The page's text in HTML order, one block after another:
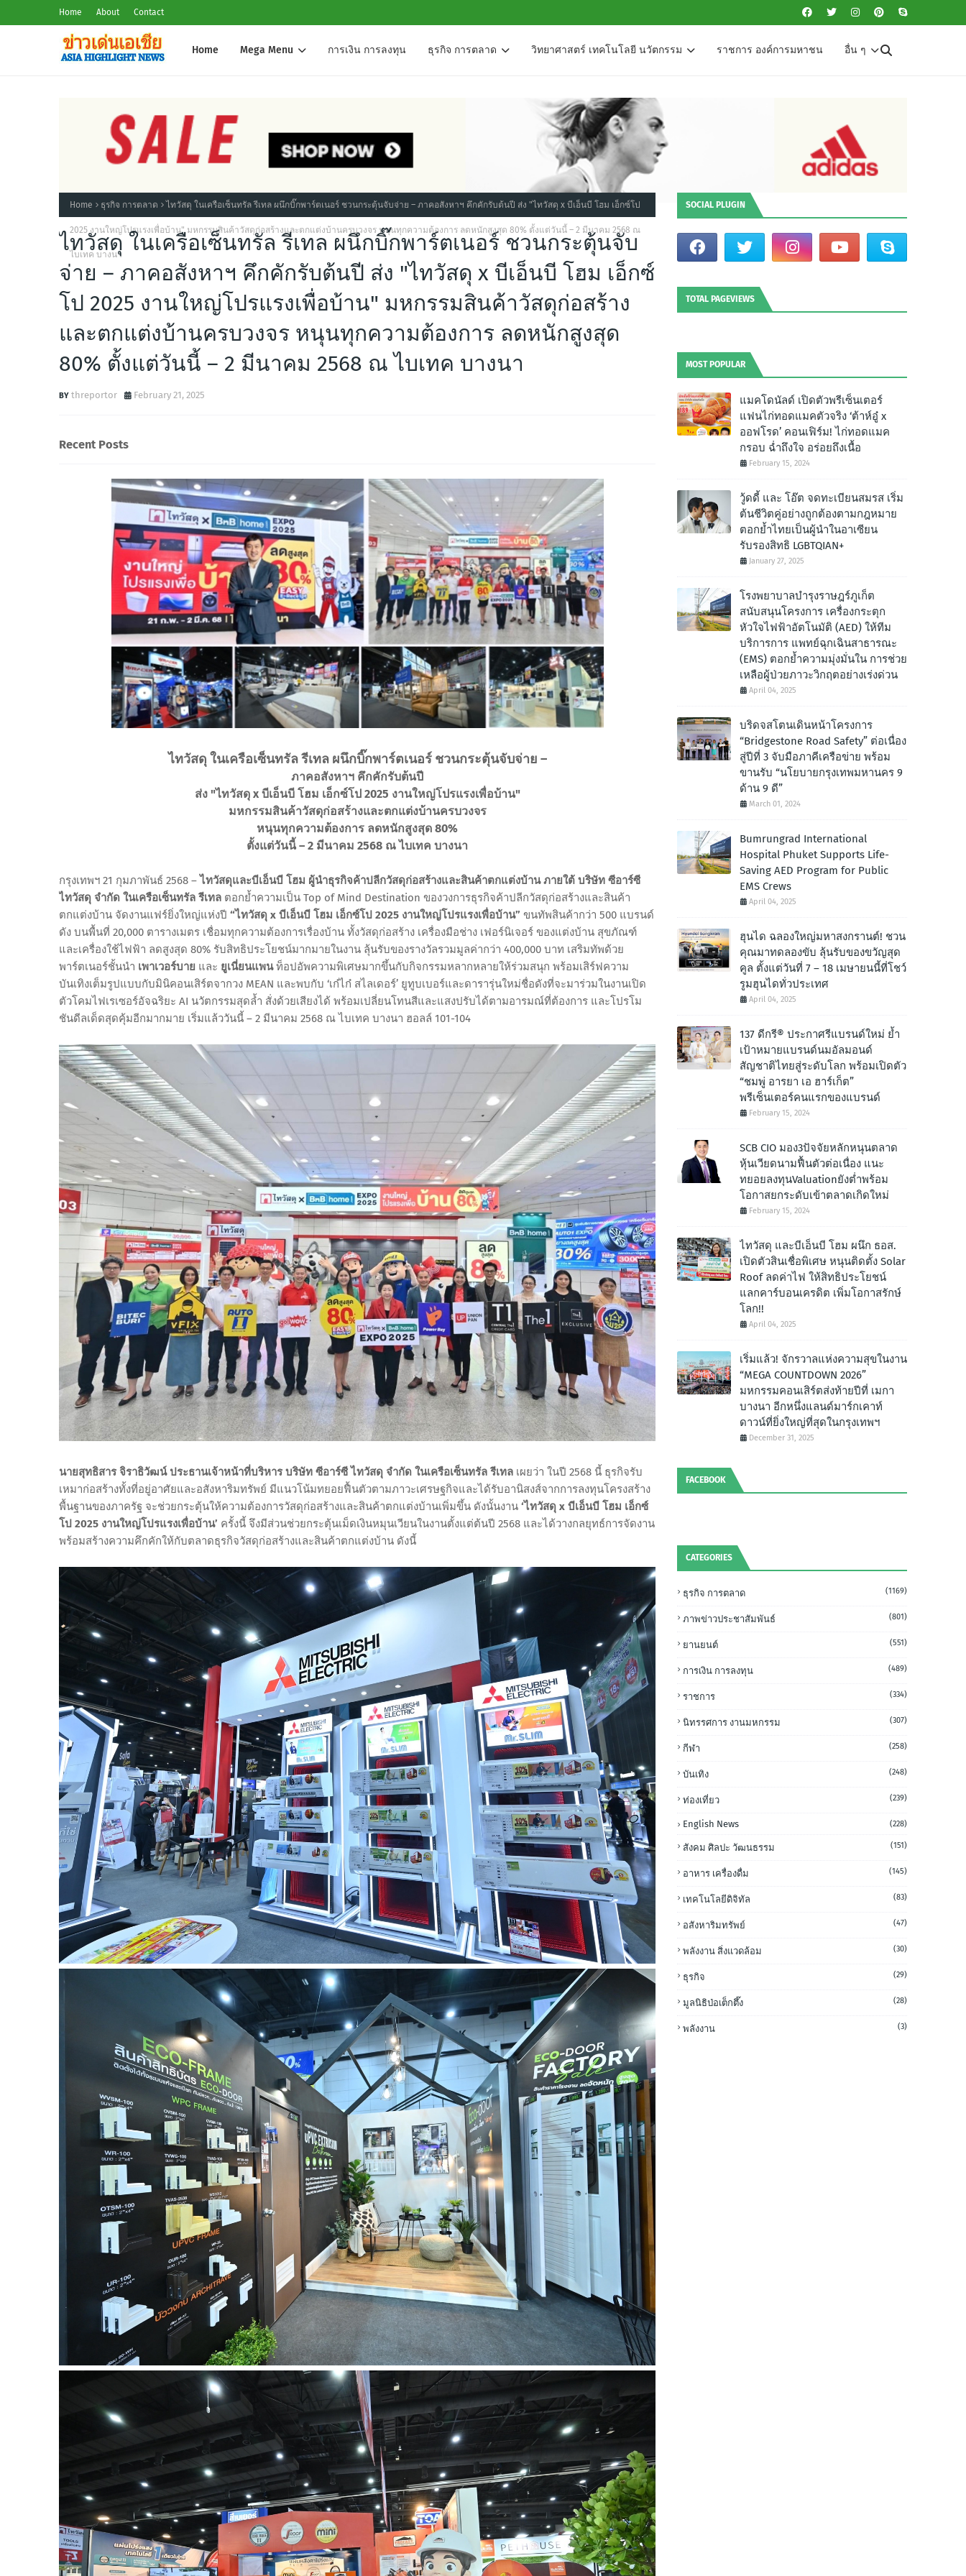
Home About Contact
Home Mega Menu การเงิน การลงทุน ธุรกิจ การตลาด วิทยาศาสตร์ เทคโนโลยี นวัตกรรม ราชการ องค์การมหาชน อื่น ๆ
Home ธุรกิจ การตลาด ไทวัสดุ ในเครือเซ็นทรัล รีเทล ผนึกบิ๊กพาร์ตเนอร์ ชวนกระตุ้นจับจ่าย – ภาคอสังหาฯ คึกคักรับต้นปี ส่ง "ไทวัสดุ x บีเอ็นบี โฮม เอ็กซ์โป
2025 งานใหญ่โปรแรงเพื่อบ้าน" มหกรรมสินค้าวัสดุก่อสร้างและตกแต่งบ้านครบวงจร หนุนทุกความต้องการ ลดหนักสูงสุด 80% ตั้งแต่วันนี้ – 2 มีนาคม 2568 ณ
ไบเทค บางนา
ไทวัสดุ ในเครือเซ็นทรัล รีเทล ผนึกบิ๊กพาร์ตเนอร์ ชวนกระตุ้นจับ
จ่าย – ภาคอสังหาฯ คึกคักรับต้นปี ส่ง "ไทวัสดุ x บีเอ็นบี โฮม เอ็กซ์
โป 2025 งานใหญ่โปรแรงเพื่อบ้าน" มหกรรมสินค้าวัสดุก่อสร้าง
และตกแต่งบ้านครบวงจร หนุนทุกความต้องการ ลดหนักสูงสุด
80% ตั้งแต่วันนี้ – 2 มีนาคม 2568 ณ ไบเทค บางนา
threportor February 21, 2025
Recent Posts
ไทวัสดุ ในเครือเซ็นทรัล รีเทล ผนึกบิ๊กพาร์ตเนอร์ ชวนกระตุ้นจับจ่าย –
ภาคอสังหาฯ คึกคักรับต้นปี
ส่ง "ไทวัสดุ x บีเอ็นบี โฮม เอ็กซ์โป 2025 งานใหญ่โปรแรงเพื่อบ้าน"
มหกรรมสินค้าวัสดุก่อสร้างและตกแต่งบ้านครบวงจร
หนุนทุกความต้องการ ลดหนักสูงสุด 80%
ตั้งแต่วันนี้ – 2 มีนาคม 2568 ณ ไบเทค บางนา
กรุงเทพฯ 21 กุมภาพันธ์ 2568 –ไทวัสดุและบีเอ็นบี โฮม ผู้นำธุรกิจค้าปลีกวัสดุก่อสร้างและสินค้าตกแต่งบ้าน ภายใต้ บริษัท ซีอาร์ซี
ไทวัสดุ จำกัด ในเครือเซ็นทรัล รีเทล ตอกย้ำความเป็น Top of Mind Destination ของวงการธุรกิจค้าปลีกวัสดุก่อสร้างและสินค้า
ตกแต่งบ้าน จัดงานแฟร์ยิ่งใหญ่แห่งปี “ไทวัสดุ x บีเอ็นบี โฮม เอ็กซ์โป 2025 งานใหญ่โปรแรงเพื่อบ้าน” ขนทัพสินค้ากว่า 500 แบรนด์
ดัง บนพื้นที่ 20,000 ตารางเมตร เชื่อมทุกความต้องการเรื่องบ้าน ทั้งวัสดุก่อสร้าง เครื่องมือช่าง เฟอร์นิเจอร์ ของแต่งบ้าน สุขภัณฑ์
และเครื่องใช้ไฟฟ้า ลดสูงสุด 80% รับสิทธิประโยชน์มากมายในงาน ลุ้นรับของรางวัลรวมมูลค่ากว่า 400,000 บาท เสริมทัพด้วย
พาร์ตเนอร์ชั้นนำ เพาเวอร์บาย และ ยูเนี่ยนแพนท็อปอัพความพิเศษมากขึ้นกับกิจกรรมหลากหลายให้ร่วมสนุก พร้อมเสิร์ฟความ
บันเทิงเต็มรูปแบบกับมินิคอนเสิร์ตจากวง MEAN และพบกับ ‘เก๋ไก๋ สไลเดอร์’ ยูทูบเบอร์และดารารุ่นใหม่ชื่อดังที่จะมาร่วมในงานเปิด
ตัวโคมไฟเรเซอร์อัจฉริยะ AI นวัตกรรมสุดล้ำ สั่งด้วยเสียงได้ พร้อมเปลี่ยนโทนสีและแสงปรับได้ตามอารมณ์ที่ต้องการ และโปรโม
ชันดีลเด็ดสุดคุ้มอีกมากมาย เริ่มแล้ววันนี้ – 2 มีนาคม 2568 ณ ไบเทค บางนา ฮอลล์ 101-104
นายสุทธิสาร จิราธิวัฒน์ ประธานเจ้าหน้าที่บริหาร บริษัท ซีอาร์ซี ไทวัสดุ จำกัด ในเครือเซ็นทรัล รีเทล เผยว่า ในปี 2568 นี้ ธุรกิจรับ
เหมาก่อสร้างทั้งที่อยู่อาศัยและอสังหาริมทรัพย์ มีแนวโน้มทยอยฟื้นตัวตามภาวะเศรษฐกิจและได้รับอานิสงส์จากการลงทุนโครงสร้าง
พื้นฐานของภาครัฐ จะช่วยกระตุ้นให้ความต้องการวัสดุก่อสร้างและสินค้าตกแต่งบ้านเพิ่มขึ้น ดังนั้นงาน ‘ไทวัสดุ x บีเอ็นบี โฮม เอ็กซ์
โป 2025 งานใหญ่โปรแรงเพื่อบ้าน’ ครั้งนี้ จึงมีส่วนช่วยกระตุ้นเม็ดเงินหมุนเวียนในงานตั้งแต่ต้นปี 2568 และได้วางกลยุทธ์การจัดงาน
พร้อมสร้างความคึกคักให้กับตลาดธุรกิจวัสดุก่อสร้างและสินค้าตกแต่งบ้าน ดังนี้
SOCIAL PLUGIN
TOTAL PAGEVIEWS
MOST POPULAR
แมคโดนัลด์ เปิดตัวพรีเซ็นเตอร์
แฟนไก่ทอดแมคตัวจริง ‘ต้าห์อู๋ x
ออฟโรด’ คอนเฟิร์ม! ไก่ทอดแมค
กรอบ ฉํ่าถึงใจ อร่อยถึงเนื้อ
February 15, 2024
วู้ดดี้ และ โอ๊ต จดทะเบียนสมรส เริ่ม
ต้นชีวิตคู่อย่างถูกต้องตามกฎหมาย
ตอกย้ำไทยเป็นผู้นำในอาเซียน
รับรองสิทธิ LGBTQIAN+
January 27, 2025
โรงพยาบาลบำรุงราษฎร์ภูเก็ต
สนับสนุนโครงการ เครื่องกระตุก
หัวใจไฟฟ้าอัตโนมัติ (AED) ให้ทีม
บริการการ แพทย์ฉุกเฉินสาธารณะ
(EMS) ตอกย้ำความมุ่งมั่นใน การช่วย
เหลือผู้ป่วยภาวะวิกฤตอย่างเร่งด่วน
April 04, 2025
บริดจสโตนเดินหน้าโครงการ
“Bridgestone Road Safety” ต่อเนื่อง
สู่ปีที่ 3 จับมือภาคีเครือข่าย พร้อม
ขานรับ “นโยบายกรุงเทพมหานคร 9
ด้าน 9 ดี”
March 01, 2024
Bumrungrad International
Hospital Phuket Supports Life-
Saving AED Program for Public
EMS Crews
April 04, 2025
ฮุนได ฉลองใหญ่มหาสงกรานต์! ชวน
คุณมาทดลองขับ ลุ้นรับของขวัญสุด
คูล ตั้งแต่วันที่ 7 – 18 เมษายนนี้ที่โชว์
รูมฮุนไดทั่วประเทศ
April 04, 2025
137 ดีกรี® ประกาศรีแบรนด์ใหม่ ย้ำ
เป้าหมายแบรนด์นมอัลมอนด์
สัญชาติไทยสู่ระดับโลก พร้อมเปิดตัว
“ชมพู่ อารยา เอ ฮาร์เก็ต”
พรีเซ็นเตอร์คนแรกของแบรนด์
February 15, 2024
SCB CIO มอง3ปัจจัยหลักหนุนตลาด
หุ้นเวียดนามฟื้นตัวต่อเนื่อง แนะ
ทยอยลงทุนValuationยังต่ำพร้อม
โอกาสยกระดับเข้าตลาดเกิดใหม่
February 15, 2024
ไทวัสดุ และบีเอ็นบี โฮม ผนึก ธอส.
เปิดตัวสินเชื่อพิเศษ หนุนติดตั้ง Solar
Roof ลดค่าไฟ ให้สิทธิประโยชน์
แลกคาร์บอนเครดิต เพิ่มโอกาสรักษ์
โลก!!
April 04, 2025
เริ่มแล้ว! จักรวาลแห่งความสุขในงาน
“MEGA COUNTDOWN 2026”
มหกรรมคอนเสิร์ตส่งท้ายปีที่ เมกา
บางนา อีกหนึ่งแลนด์มาร์กเคาท์
ดาวน์ที่ยิ่งใหญ่ที่สุดในกรุงเทพฯ
December 31, 2025
FACEBOOK
CATEGORIES
ธุรกิจ การตลาด (1169)
ภาพข่าวประชาสัมพันธ์ (801)
ยานยนต์ (551)
การเงิน การลงทุน (489)
ราชการ (334)
นิทรรศการ งานมหกรรม (307)
กีฬา (258)
บันเทิง (248)
ท่องเที่ยว (239)
English News (228)
สังคม ศิลปะ วัฒนธรรม (151)
อาหาร เครื่องดื่ม (145)
เทคโนโลยีดิจิทัล (83)
อสังหาริมทรัพย์ (47)
พลังงาน สิ่งแวดล้อม (30)
ธุรกิจ (29)
มูลนิธิป่อเต็กตึ๊ง (28)
พลังงาน (3)